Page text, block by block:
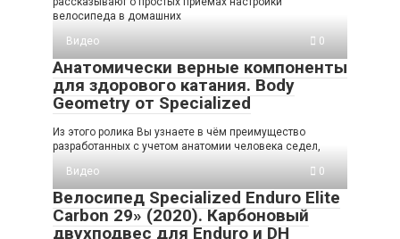
велосипеда в домашних
Видео
0
Анатомически верные компоненты
для здорового катания. Body
Geometry от Specialized
Из этого ролика Вы узнаете в чём преимущество
разработанных с учетом анатомии человека седел,
Видео
0
Велосипед Specialized Enduro Elite
Carbon 29» (2020). Карбоновый
двухподвес для Enduro и DH